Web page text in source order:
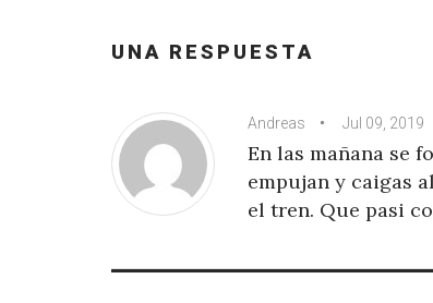
UNA RESPUESTA
Andreas Jul 09, 2019
En las mañana se
empujan y caigas
el tren. Que pasi